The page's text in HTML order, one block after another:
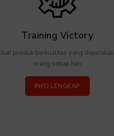
Training Victory
Jual produk berkualitas yang digunakan
orang setiap hari
INFO LENGKAP